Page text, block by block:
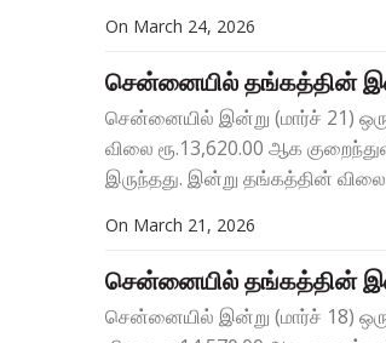
On March 24, 2026
சென்னையில் தங்கத்தின்
சென்னையில் இன்று (மார்ச் 21)
விலை ரூ.13,620.00 ஆக
இருந்தது. இன்று தங்கத்தின் விலை
On March 21, 2026
சென்னையில் தங்கத்தின்
சென்னையில் இன்று (மார்ச் 18)